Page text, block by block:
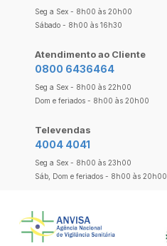
Seg a Sex - 8h00 às 20h00
Sábado - 8h00 às 16h30
Atendimento ao Cliente
0800 6436464
Seg a Sex - 8h00 às 22h00
Dom e feriados - 8h00 às 20h00
Televendas
4004 4041
Seg a Sex - 8h00 às 23h00
Sáb, Dom e feriados - 8h00 às 20h00